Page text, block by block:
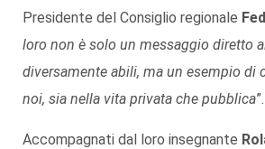
Presidente del Consiglio regionale
loro non è solo un messaggio diretto
diversamente abili, ma un esempio di
noi, sia nella vita privata che pubblica”.
Accompagnati dal loro insegnante